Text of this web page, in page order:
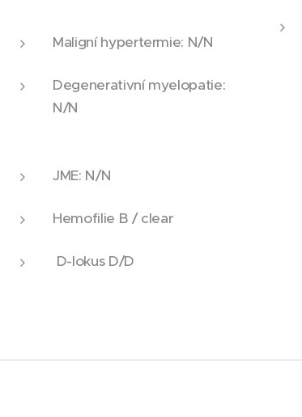
Maligní hypertermie: N/N
Degenerativní myelopatie:
N/N
JME: N/N
Hemofilie B / clear
D-lokus D/D